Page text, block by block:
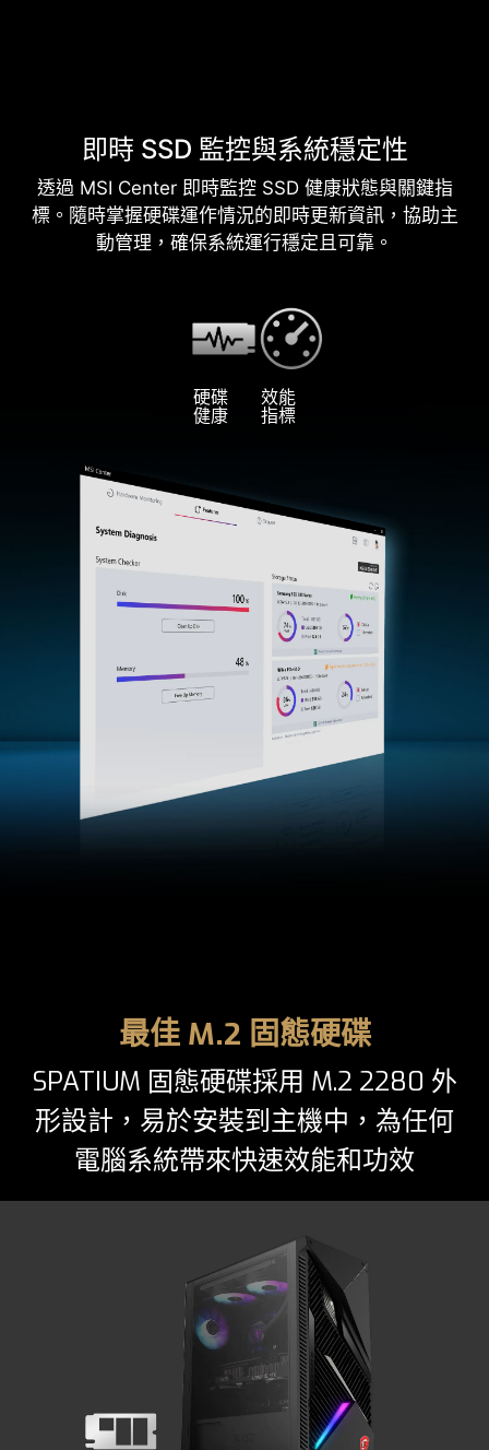
即時 SSD 監控與系統穩定性
透過 MSI Center 即時監控 SSD 健康狀態與關鍵指
標。隨時掌握硬碟運作情況的即時更新資訊，協助主
動管理，確保系統運行穩定且可靠。
硬碟
健康
效能
指標
最佳 M.2 固態硬碟
SPATIUM 固態硬碟採用 M.2 2280 外
形設計，易於安裝到主機中，為任何
電腦系統帶來快速效能和功效